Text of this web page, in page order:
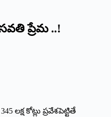
ప్రేమ ..!
లక్ష కోట్లు ప్రవేశపెట్టితే